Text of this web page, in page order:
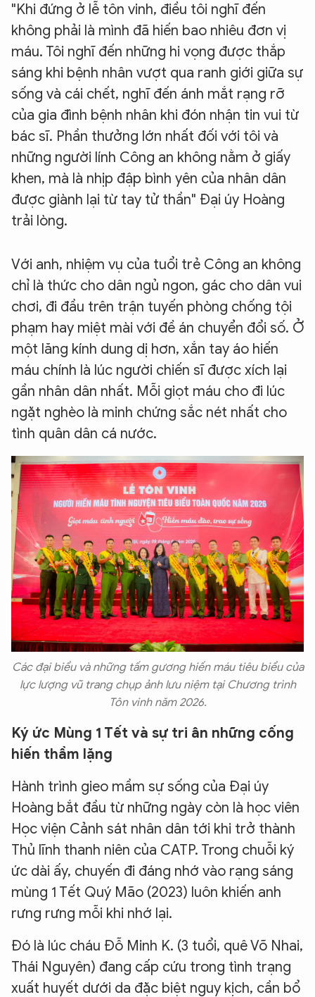
"Khi đứng ở lễ tôn vinh, điều tôi nghĩ đến
không phải là mình đã hiến bao nhiêu đơn vị
máu. Tôi nghĩ đến những hi vọng được thắp
sáng khi bệnh nhân vượt qua ranh giới giữa sự
sống và cái chết, nghĩ đến ánh mắt rạng rỡ
của gia đình bệnh nhân khi đón nhận tin vui từ
bác sĩ. Phần thưởng lớn nhất đối với tôi và
những người lính Công an không nằm ở giấy
khen, mà là nhịp đập bình yên của nhân dân
được giành lại từ tay tử thần" Đại úy Hoàng
trải lòng.
Với anh, nhiệm vụ của tuổi trẻ Công an không
chỉ là thức cho dân ngủ ngon, gác cho dân vui
chơi, đi đầu trên trận tuyến phòng chống tội
phạm hay miệt mài với đề án chuyển đổi số. Ở
một lăng kính dung dị hơn, xắn tay áo hiến
máu chính là lúc người chiến sĩ được xích lại
gần nhân dân nhất. Mỗi giọt máu cho đi lúc
ngặt nghèo là minh chứng sắc nét nhất cho
tình quân dân cá nước.
Các đại biểu và những tấm gương hiến máu tiêu biểu của
lực lượng vũ trang chụp ảnh lưu niệm tại Chương trình
Tôn vinh năm 2026.
Ký ức Mùng 1 Tết và sự tri ân những cống
hiến thầm lặng
Hành trình gieo mầm sự sống của Đại úy
Hoàng bắt đầu từ những ngày còn là học viên
Học viện Cảnh sát nhân dân tới khi trở thành
Thủ lĩnh thanh niên của CATP. Trong chuỗi ký
ức dài ấy, chuyến đi đáng nhớ vào rạng sáng
mùng 1 Tết Quý Mão (2023) luôn khiến anh
rưng rưng mỗi khi nhớ lại.
Đó là lúc cháu Đỗ Minh K. (3 tuổi, quê Võ Nhai,
Thái Nguyên) đang cấp cứu trong tình trạng
xuất huyết dưới da đặc biệt nguy kịch, cần bổ